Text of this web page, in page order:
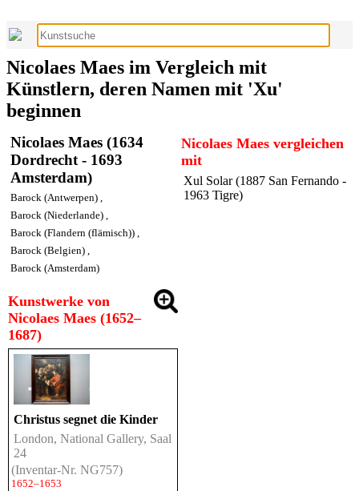
Nicolaes Maes im Vergleich mit
Künstlern, deren Namen mit 'Xu'
beginnen
Nicolaes Maes (1634
Dordrecht - 1693
Amsterdam)
Barock (Antwerpen) ,
Barock (Niederlande) ,
Barock (Flandern (flämisch)) ,
Barock (Belgien) ,
Barock (Amsterdam)
Kunstwerke von
Nicolaes Maes (1652–
1687)
Christus segnet die Kinder
London, National Gallery, Saal
24
(Inventar-Nr. NG757)
1652–1653
Nicolaes Maes vergleichen
mit
Xul Solar (1887 San Fernando -
1963 Tigre)